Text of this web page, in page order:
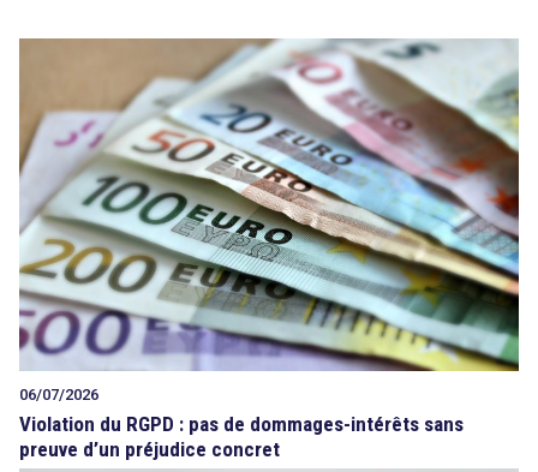
06/07/2026
Violation du RGPD : pas de dommages-intérêts sans
preuve d’un préjudice concret